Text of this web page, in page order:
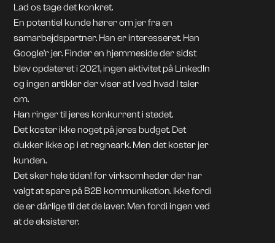
Lad os tage det konkret.
En potentiel kunde hører om jer fra en
samarbejdspartner. Han er interesseret. Han
Google'r jer. Finder en hjemmeside der sidst
blev opdateret i 2021, ingen aktivitet på LinkedIn
og ingen artikler der viser at I ved hvad I taler
om.
Han ringer til jeres konkurrent i stedet.
Det koster ikke noget på jeres budget. Det
dukker ikke op i et regneark. Men det koster jer
kunden.
Det sker hele tiden! for virksomheder der har
valgt at spare på B2B kommunikation. Ikke fordi
de er dårlige til det de laver. Men fordi ingen ved
at de eksisterer.